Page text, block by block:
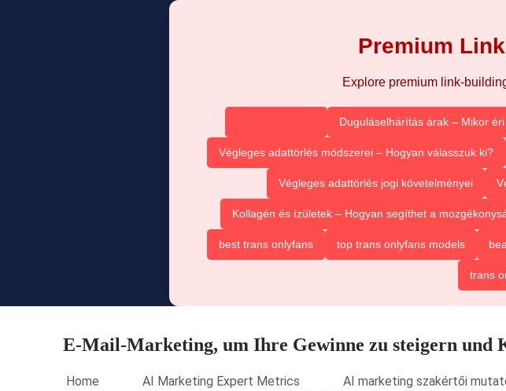
Premium
Explore premium link-
Duguláselhárítás árak – Mikor
Végleges adattörlés módszerei – Hogyan válasszuk ki?
Végleges adattörlés jogi követelményei
Kollagén és ízületek – Hogyan segíthet a
best trans onlyfans top trans onlyfans models
trans
E-Mail-Marketing, um Ihre Gewinne zu steigern und
Home AI Marketing Expert Metrics AI marketing szakértői